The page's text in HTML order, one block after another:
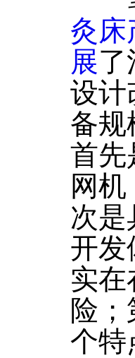
灸床
展了
设计
备规
首先
网
次
开发
实在
险
个特